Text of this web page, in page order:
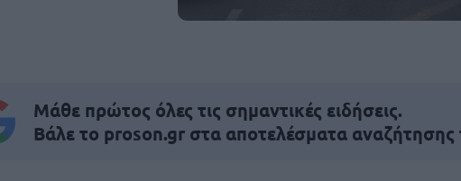
Μάθε πρώτος όλες τις σημαντικές ειδήσεις.
Βάλε το proson.gr στα αποτελέσματα αναζήτησης